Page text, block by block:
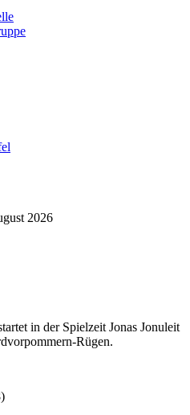
2026
in der Spielzeit Jonas Jonuleit
Rügen.